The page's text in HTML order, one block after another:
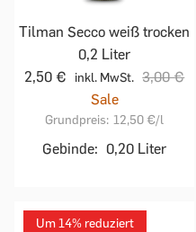
Tilman Secco weiß trocken
0,2 Liter
2,50 €
inkl. MwSt. 3,00 €
Sale
Grundpreis: 12,50 €/l
Gebinde: 0,20 Liter
Um 14% reduziert